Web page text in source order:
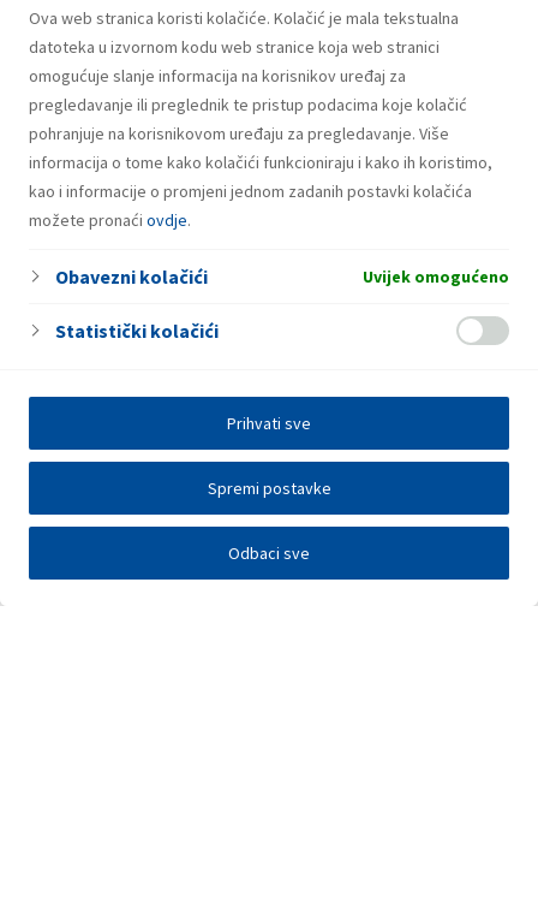
Ova web stranica koristi kolačiće. Kolačić je mala tekstualna
datoteka u izvornom kodu web stranice koja web stranici
omogućuje slanje informacija na korisnikov uređaj za
pregledavanje ili preglednik te pristup podacima koje kolačić
pohranjuje na korisnikovom uređaju za pregledavanje. Više
informacija o tome kako kolačići funkcioniraju i kako ih koristimo,
kao i informacije o promjeni jednom zadanih postavki kolačića
možete pronaći ovdje.
Obavezni kolačići Uvijek omogućeno
Statistički kolačići
Odbaci sve
Spremi postavke
Prihvati sve
prvom polugodištu 2026.